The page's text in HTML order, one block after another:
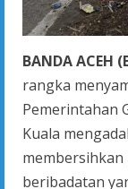
BANDA
rangka
Pemerintahan
Kuala
beribadatan